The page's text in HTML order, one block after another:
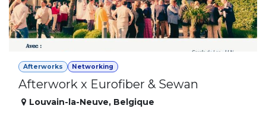
Afterworks Networking
Afterwork x Eurofiber & Sewan
Louvain-la-Neuve, Belgique